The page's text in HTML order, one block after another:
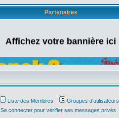
Partenaires
Affichez votre bannière ici
Liste des Membres Groupes d'utilisateurs
Se connecter pour vérifier ses messages privés